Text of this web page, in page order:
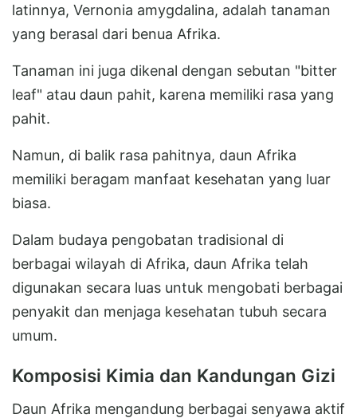
latinnya, Vernonia amygdalina, adalah tanaman
yang berasal dari benua Afrika.
Tanaman ini juga dikenal dengan sebutan "bitter
leaf" atau daun pahit, karena memiliki rasa yang
pahit.
Namun, di balik rasa pahitnya, daun Afrika
memiliki beragam manfaat kesehatan yang luar
biasa.
Dalam budaya pengobatan tradisional di
berbagai wilayah di Afrika, daun Afrika telah
digunakan secara luas untuk mengobati berbagai
penyakit dan menjaga kesehatan tubuh secara
umum.
Komposisi Kimia dan Kandungan Gizi
Daun Afrika mengandung berbagai senyawa aktif